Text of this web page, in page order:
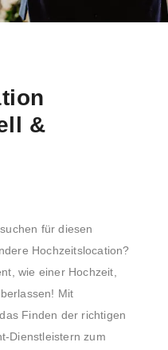
&
für diesen
Hochzeitslocation?
wie einer Hochzeit,
Mit
Finden der richtigen
Dienstleistern zum